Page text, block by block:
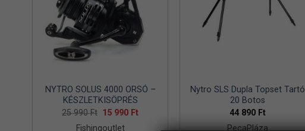
NYTRO SOLUS 4000 ORSÓ –
KÉSZLETKISÖPRÉS
25 990Ft Original
15 990 FtCurrent
Fishingoutlet
Nytro SLS Dupla Topset Tartó
20 Botos
44 890 Ft
PecaPláza